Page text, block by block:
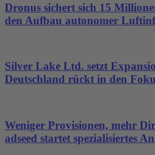
Dronus sichert sich 15
den Aufbau autonomer
Silver Lake Ltd. setzt
Deutschland rückt in den
Weniger Provisionen, mehr
adseed startet spezialisiertes